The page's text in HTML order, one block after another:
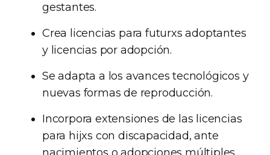
gestantes.
Crea licencias para futurxs adoptantes
y licencias por adopción.
Se adapta a los avances tecnológicos y
nuevas formas de reproducción.
Incorpora extensiones de las licencias
para hijxs con discapacidad, ante